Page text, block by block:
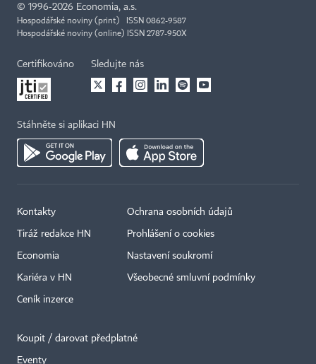
© 1996-2026 Economia, a.s.
Hospodářské noviny (print) ISSN 0862-9587
Hospodářské noviny (online) ISSN 2787-950X
Certifikováno Sledujte nás
Stáhněte si aplikaci HN
Kontakty
Tiráž redakce HN
Economia
Kariéra v HN
Ceník inzerce
Ochrana osobních údajů
Prohlášení o cookies
Nastavení soukromí
Všeobecné smluvní podmínky
Koupit / darovat předplatné
Eventy